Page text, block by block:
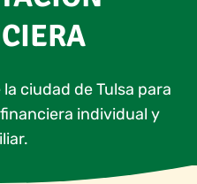
ciudad de Tulsa para
individual y